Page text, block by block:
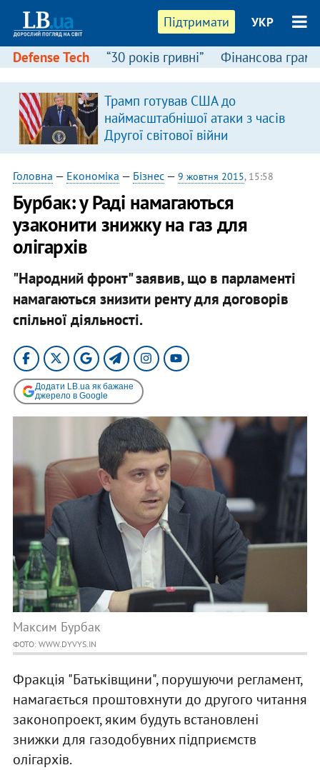
Підтримати УКР
Defense Tech “30 років гривні” Фінансова
Трамп готував США до
наймасштабнішої атаки з часів
Другої світової війни
Головна — Економіка — Бізнес— 9 жовтня 2015, 15:58
Бурбак: у Раді намагаються
узаконити знижку на газ для
олігархів
"Народний фронт" заявив, що в парламенті
намагаються знизити ренту для договорів
спільної діяльності.
Додати LB.ua як бажане
джерело в Google
Максим Бурбак
ФОТО: WWW.DYVYS.IN
Фракція "Батьківщини", порушуючи регламент,
намагається проштовхнути до другого читання
законопроект, яким будуть встановлені
знижки для газодобувних підприємств
олігархів.